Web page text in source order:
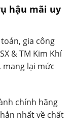
hậu mãi uy
gia công
& TM Kim Khí
mang lại mức
chính hãng
nhất về chất